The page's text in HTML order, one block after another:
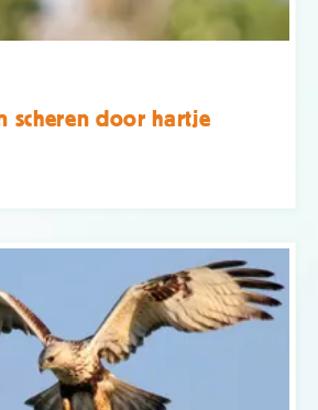
scheren door hartje